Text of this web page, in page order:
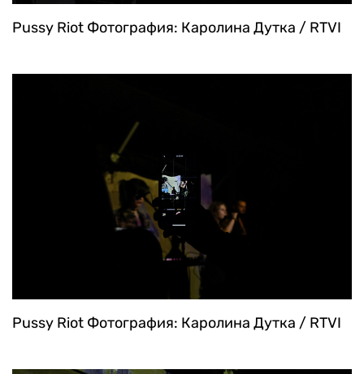
Pussy Riot Фотография: Каролина Дутка / RTVI
Pussy Riot Фотография: Каролина Дутка / RTVI